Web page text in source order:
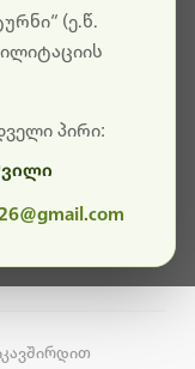
და ტექნიკური
გმადლობთ
(ე.წ.
პირი: